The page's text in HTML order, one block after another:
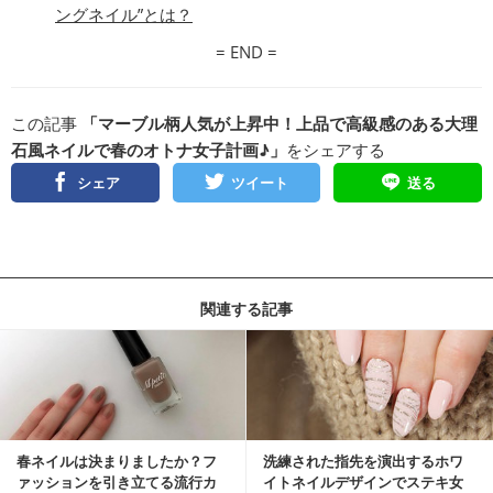
ングネイル”とは？
= END =
この記事
「マーブル柄人気が上昇中！上品で高級感のある大理
石風ネイルで春のオトナ女子計画♪」 をシェアする
シェア ツイート 送る
関連する記事
春ネイルは決まりましたか？フ
ァッションを引き立てる流行カ
洗練された指先を演出するホワ
イトネイルデザインでステキ女